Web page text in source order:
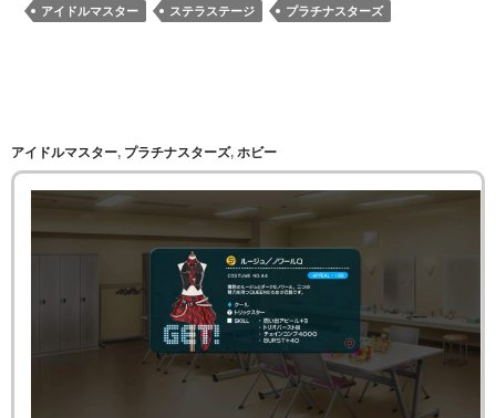
アイドルマスター ステラステージ プラチナスターズ
アイドルマスター, プラチナスターズ, ホビー